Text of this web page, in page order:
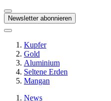
Newsletter abonnieren
Kupfer
Gold
Aluminium
Seltene Erden
Mangan
News